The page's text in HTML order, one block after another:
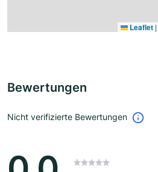
Leaflet |
Bewertungen
Nicht verifizierte Bewertungen